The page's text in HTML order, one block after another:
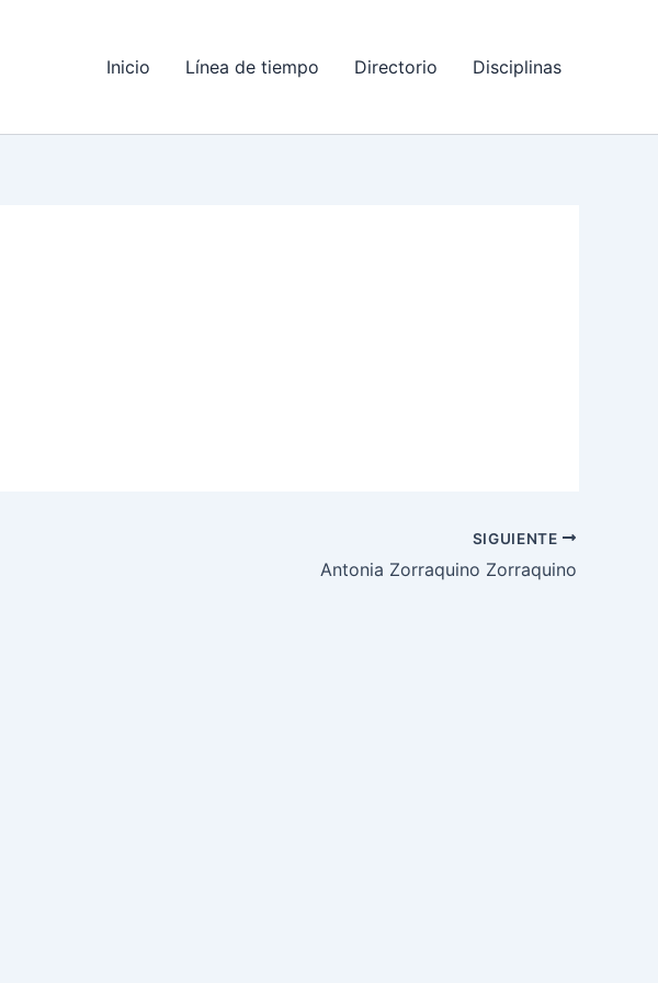
Inicio Línea de tiempo Directorio Disciplinas
SIGUIENTE
Antonia Zorraquino Zorraquino